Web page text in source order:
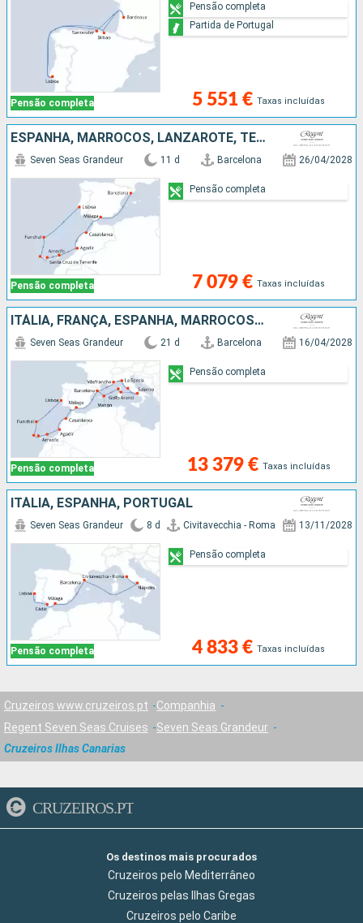
Pensão completa 5 551 € Taxas incluídas
Pensão completa
Partida de Portugal
ESPANHA, MARROCOS, LANZAROTE, TENERIFE, MAIORCA, PORTUGAL
Pensão completa
Seven Seas Grandeur 11 d Barcelona 26/04/2028
7 079 € Taxas incluídas
Pensão completa
ITÁLIA, FRANÇA, ESPANHA, MARROCOS, LANZAROTE, TENERIFE, MAIORCA, PORTUGAL
Pensão completa
Seven Seas Grandeur 21 d Barcelona 16/04/2028
13 379 € Taxas incluídas
Pensão completa
ITÁLIA, ESPANHA, PORTUGAL
Pensão completa
Seven Seas Grandeur 8 d Civitavecchia - Roma 13/11/2028
4 833 € Taxas incluídas
Pensão completa
Cruzeiros www.cruzeiros.pt
Companhia
Regent Seven Seas Cruises
Seven Seas Grandeur
Cruzeiros Ilhas Canarias
CRUZEIROS.PT
Os destinos mais procurados
Cruzeiros pelo Mediterrâneo
Cruzeiros pelas Ilhas Gregas
Cruzeiros pelo Caribe